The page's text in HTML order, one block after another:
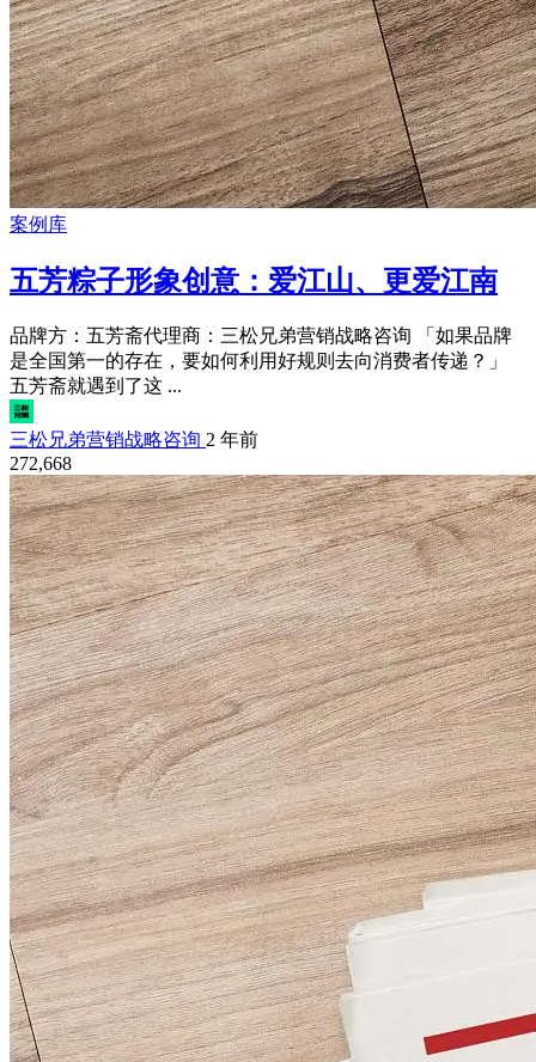
案例库
五芳粽子形象创意：爱江山、更爱江南
品牌方：五芳斋代理商：三松兄弟营销战略咨询 「如果品牌
是全国第一的存在，要如何利用好规则去向消费者传递？」
五芳斋就遇到了这 ...
三松兄弟营销战略咨询 2 年前
272,668